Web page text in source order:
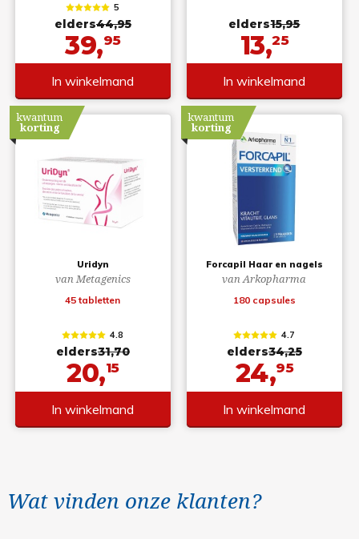
5
elders44,95
39,95
In winkelmand
elders15,95
13,25
In winkelmand
Uridyn
van Metagenics
45 tabletten
kwantum
korting
4.8
elders31,70
20,15
In winkelmand
Forcapil Haar en nagels
van Arkopharma
180 capsules
kwantum
korting
4.7
elders34,25
24,95
In winkelmand
Wat vinden onze klanten?